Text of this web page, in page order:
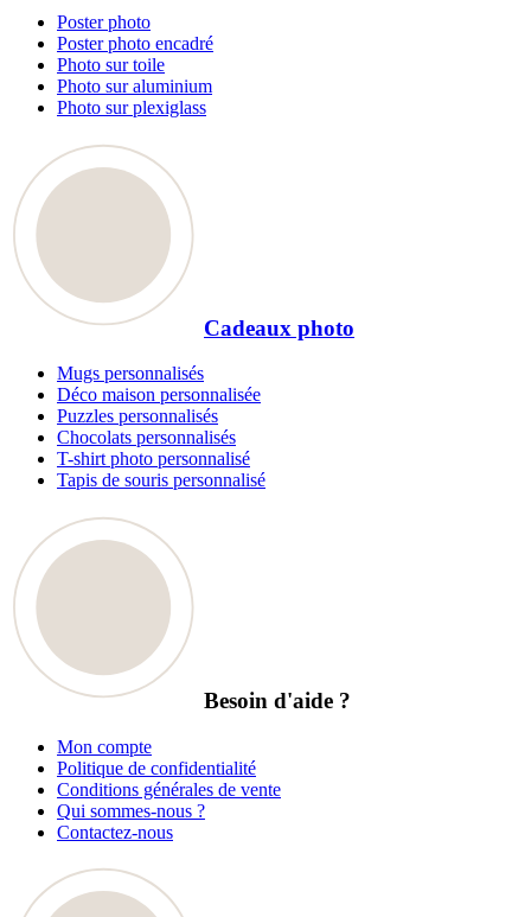
Poster photo
Poster photo encadré
Photo sur toile
Photo sur aluminium
Photo sur plexiglass
Cadeaux photo
Mugs personnalisés
Déco maison personnalisée
Puzzles personnalisés
Chocolats personnalisés
T-shirt photo personnalisé
Tapis de souris personnalisé
Besoin d'aide ?
Mon compte
Politique de confidentialité
Conditions générales de vente
Qui sommes-nous ?
Contactez-nous